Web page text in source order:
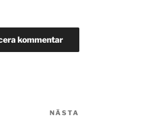
NÄSTA